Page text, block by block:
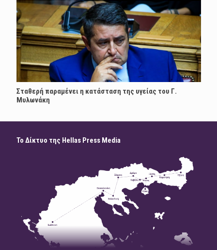
Σταθερή παραμένει η κατάσταση της υγείας του Γ.
Μυλωνάκη
Το Δίκτυο της Hellas Press Media